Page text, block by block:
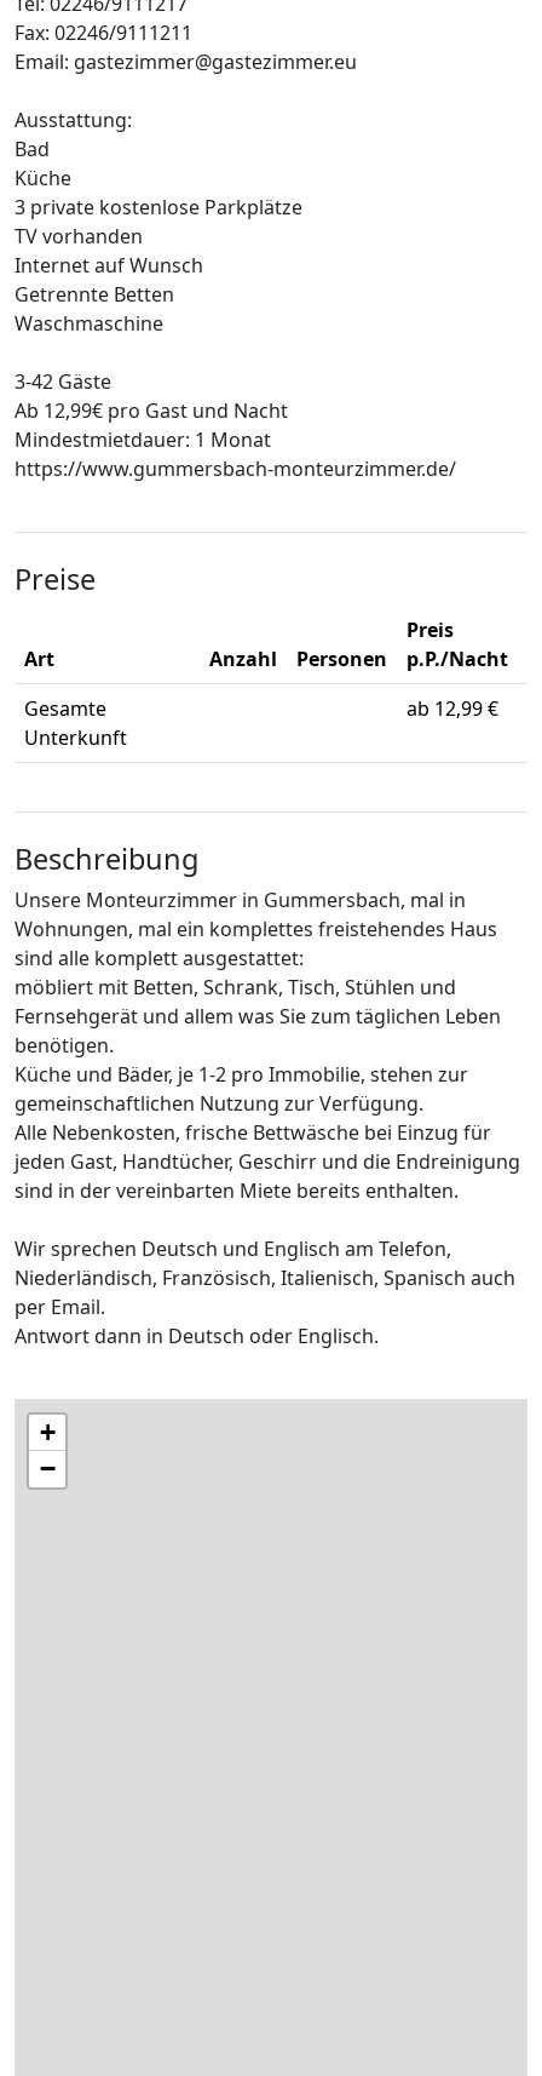
Fax: 02246/9111211
Email: gastezimmer@gastezimmer.eu
Ausstattung:
Bad
Küche
3 private kostenlose Parkplätze
TV vorhanden
Internet auf Wunsch
Getrennte Betten
Waschmaschine
3-42 Gäste
Ab 12,99€ pro Gast und Nacht
Mindestmietdauer: 1 Monat
https://www.gummersbach-monteurzimmer.de/
Preise
Art Anzahl Personen
Preis
p.P./Nacht
Gesamte
Unterkunft
ab 12,99 €
Beschreibung
Unsere Monteurzimmer in Gummersbach, mal in
Wohnungen, mal ein komplettes freistehendes Haus
sind alle komplett ausgestattet:
möbliert mit Betten, Schrank, Tisch, Stühlen und
Fernsehgerät und allem was Sie zum täglichen Leben
benötigen.
Küche und Bäder, je 1-2 pro Immobilie, stehen zur
gemeinschaftlichen Nutzung zur Verfügung.
Alle Nebenkosten, frische Bettwäsche bei Einzug für
jeden Gast, Handtücher, Geschirr und die Endreinigung
sind in der vereinbarten Miete bereits enthalten.
Wir sprechen Deutsch und Englisch am Telefon,
Niederländisch, Französisch, Italienisch, Spanisch auch
per Email.
Antwort dann in Deutsch oder Englisch.
+
−